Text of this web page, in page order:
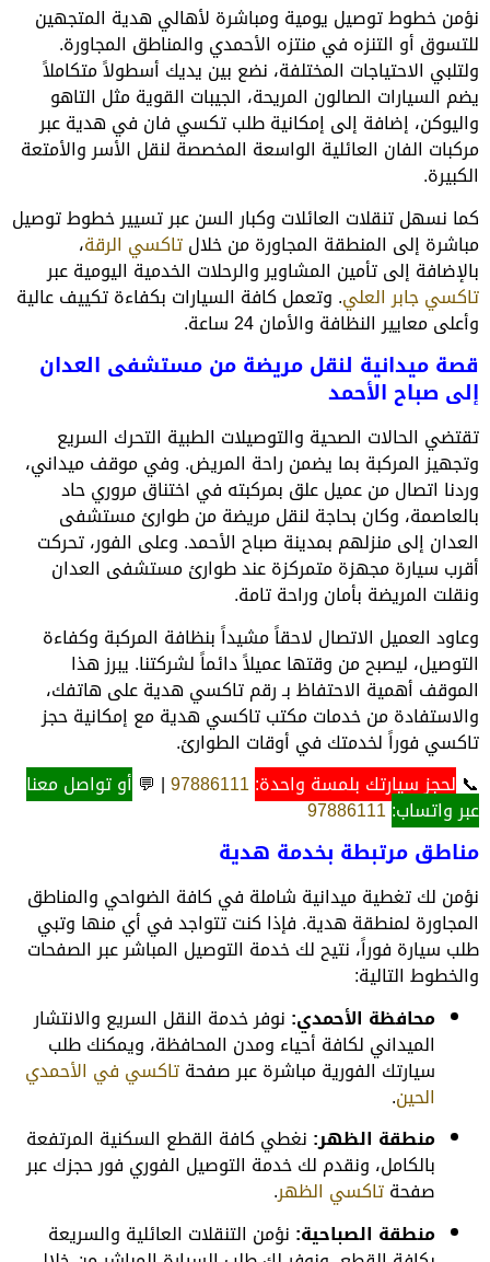
نؤمن خطوط توصيل يومية ومباشرة لأهالي هدية المتجهين
للتسوق أو التنزه في منتزه الأحمدي والمناطق المجاورة.
ولتلبي الاحتياجات المختلفة، نضع بين يديك أسطولاً متكاملاً
يضم السيارات الصالون المريحة، الجيبات القوية مثل التاهو
واليوكن، إضافة إلى إمكانية طلب تكسي فان في هدية عبر
مركبات الفان العائلية الواسعة المخصصة لنقل الأسر والأمتعة
الكبيرة.
كما نسهل تنقلات العائلات وكبار السن عبر تسيير خطوط توصيل
مباشرة إلى المنطقة المجاورة من خلالتاكسي الرقة،
بالإضافة إلى تأمين المشاوير والرحلات الخدمية اليومية عبر
تاكسي جابر العلي. وتعمل كافة السيارات بكفاءة تكييف عالية
وأعلى معايير النظافة والأمان 24 ساعة.
قصة ميدانية لنقل مريضة من مستشفى العدان
إلى صباح الأحمد
تقتضي الحالات الصحية والتوصيلات الطبية التحرك السريع
وتجهيز المركبة بما يضمن راحة المريض. وفي موقف ميداني،
وردنا اتصال من عميل علق بمركبته في اختناق مروري حاد
بالعاصمة، وكان بحاجة لنقل مريضة من طوارئ مستشفى
العدان إلى منزلهم بمدينة صباح الأحمد. وعلى الفور، تحركت
أقرب سيارة مجهزة متمركزة عند طوارئ مستشفى العدان
ونقلت المريضة بأمان وراحة تامة.
وعاود العميل الاتصال لاحقاً مشيداً بنظافة المركبة وكفاءة
التوصيل، ليصبح من وقتها عميلاً دائماً لشركتنا. يبرز هذا
الموقف أهمية الاحتفاظ بـ رقم تاكسي هدية على هاتفك،
والاستفادة من خدمات مكتب تاكسي هدية مع إمكانية حجز
تاكسي فوراً لخدمتك في أوقات الطوارئ.
📞 لحجز سيارتك بلمسة واحدة:97886111
| 💬 أو تواصل معنا
عبر واتساب:97886111
مناطق مرتبطة بخدمة هدية
نؤمن لك تغطية ميدانية شاملة في كافة الضواحي والمناطق
المجاورة لمنطقة هدية. فإذا كنت تتواجد في أي منها وتبي
طلب سيارة فوراً، نتيح لك خدمة التوصيل المباشر عبر الصفحات
والخطوط التالية:
محافظة الأحمدي: نوفر خدمة النقل السريع والانتشار
الميداني لكافة أحياء ومدن المحافظة، ويمكنك طلب
سيارتك الفورية مباشرة عبر صفحةتاكسي في الأحمدي
الحين.
منطقة الظهر: نغطي كافة القطع السكنية المرتفعة
بالكامل، ونقدم لك خدمة التوصيل الفوري فور حجزك عبر
صفحةتاكسي الظهر.
منطقة الصباحية: نؤمن التنقلات العائلية والسريعة